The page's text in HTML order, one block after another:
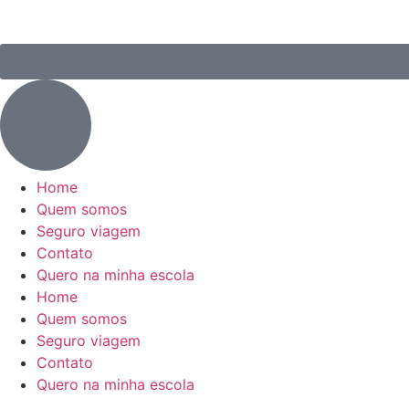
Home
Quem somos
Seguro viagem
Contato
Quero na minha escola
Home
Quem somos
Seguro viagem
Contato
Quero na minha escola